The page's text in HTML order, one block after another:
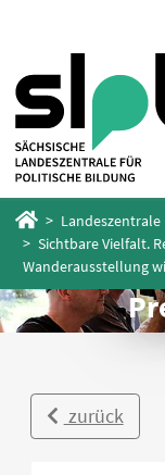
springen
springen
Startseite
Landeszentrale
Sichtbare Vielfalt.
Wanderausstellung
zurück